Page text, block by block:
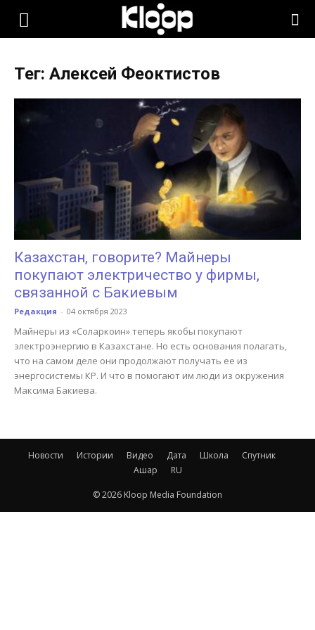
KLOOP.KG
Кыргызстана
Тег: Алексей Феоктистов
Казахстан, говорите? Майнеры
покупают электричество у фирмы,
связанной с Бакиевым
Редакция - 04 октября 2023
Майнеры из «Соларкоин» теперь якобы покупают
электроэнергию в Казахстане. Но есть основания полагать,
что на самом деле они продолжают получать ее из
энергосистемы КР. И что в помогают им люди из окружения
Максима Бакиева.
Новости Истории Видео Дата Школа
Спутник
Ашар
RU
© 2026 Kloop Media Foundation